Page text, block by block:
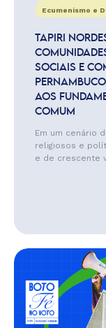
Ecumenismo e
TAPIRI
SOCIAIS E
AOS
COMUM
Em um cenário
religiosos e
e de crescente